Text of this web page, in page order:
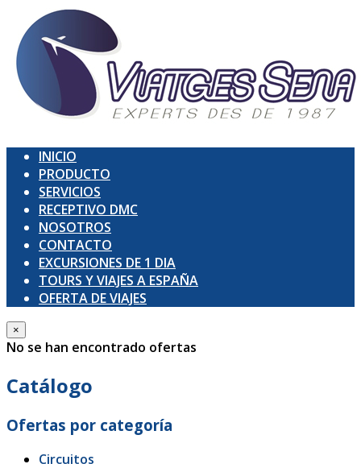
INICIO
PRODUCTO
SERVICIOS
RECEPTIVO DMC
NOSOTROS
CONTACTO
EXCURSIONES DE 1 DIA
TOURS Y VIAJES A ESPAÑA
OFERTA DE VIAJES
×
No se han encontrado ofertas
Catálogo
Ofertas por categoría
Circuitos